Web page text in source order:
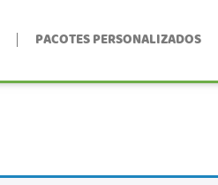
PACOTES PERSONALIZADOS